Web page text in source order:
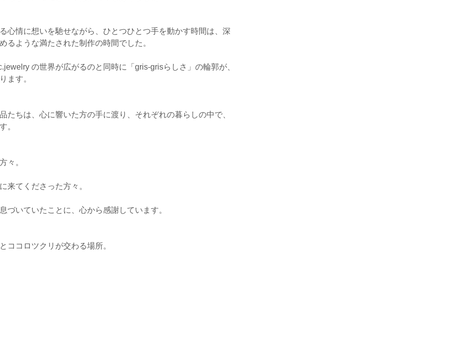
心情に想いを馳せながら、ひとつひとつ手を動かす時間は、深
るような満たされた制作の時間でした。
の世界が広がるのと同時に「gris-grisらしさ」の輪郭が、
ます。
たちは、心に響いた方の手に渡り、それぞれの暮らしの中で、
。
々。
来てくださった方々。
づいていたことに、心から感謝しています。
ココロツクリが交わる場所。